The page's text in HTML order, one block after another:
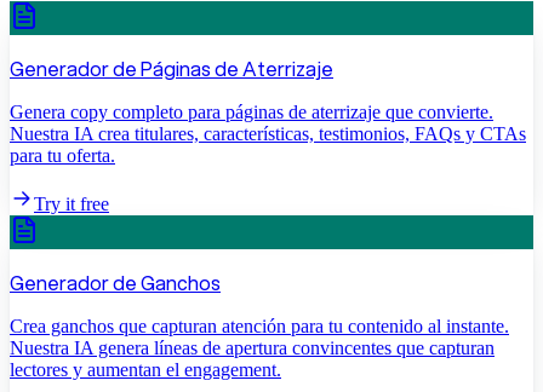
Generador de Páginas de Aterrizaje
Genera copy completo para páginas de aterrizaje que convierte.
Nuestra IA crea titulares, características, testimonios, FAQs y CTAs
para tu oferta.
Try it free
Generador de Ganchos
Crea ganchos que capturan atención para tu contenido al instante.
Nuestra IA genera líneas de apertura convincentes que capturan
lectores y aumentan el engagement.